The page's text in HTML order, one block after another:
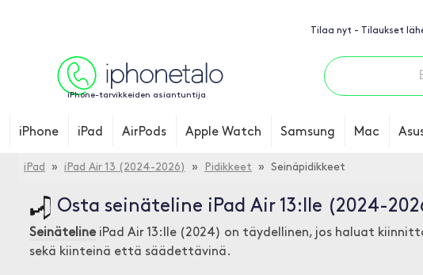
Tilaa nyt - Tilaukset
iPhone-tarvikkeiden asiantuntija
iPhone iPad AirPods Apple Watch Samsung Mac
iPad » iPad Air 13 (2024-2026) » Pidikkeet » Seinäpidikkeet
Osta seinäteline iPad Air 13:lle (2024-
Seinäteline iPad Air 13:lle (2024) on täydellinen, jos haluat
sekä kiinteinä että säädettävinä.